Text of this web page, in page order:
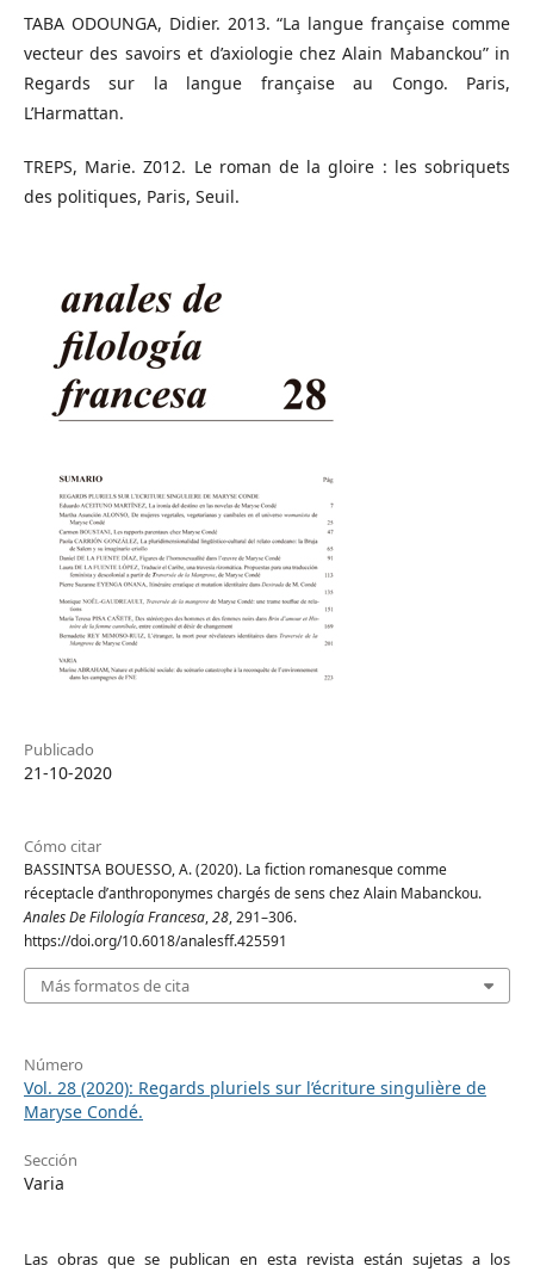
TABA ODOUNGA, Didier. 2013. “La langue française comme
vecteur des savoirs et d’axiologie chez Alain Mabanckouˮ in
Regards sur la langue française au Congo. Paris,
L’Harmattan.
TREPS, Marie. Z012. Le roman de la gloire : les sobriquets
des politiques, Paris, Seuil.
Publicado
21-10-2020
Cómo citar
BASSINTSA BOUESSO, A. (2020). La fiction romanesque comme
réceptacle d’anthroponymes chargés de sens chez Alain Mabanckou.
Anales De Filología Francesa,28, 291–306.
https://doi.org/10.6018/analesff.425591
Más formatos de cita
Número
Vol. 28 (2020): Regards pluriels sur l’écriture singulière de
Maryse Condé.
Sección
Varia
Las obras que se publican en esta revista están sujetas a los